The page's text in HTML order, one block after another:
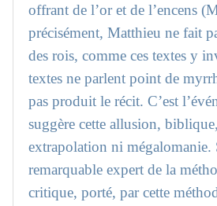
offrant de l’or et de l’encens
précisément, Matthieu ne fait
des rois, comme ces textes y
textes ne parlent point de
pas produit le récit. C’est
suggère cette allusion,
extrapolation ni mégalomanie.
remarquable expert de la
critique, porté, par cette